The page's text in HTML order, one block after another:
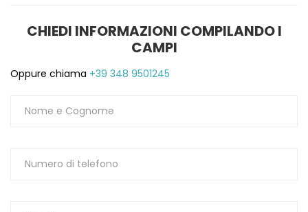
CHIEDI INFORMAZIONI COMPILANDO I
CAMPI
Oppure chiama +39 348 9501245